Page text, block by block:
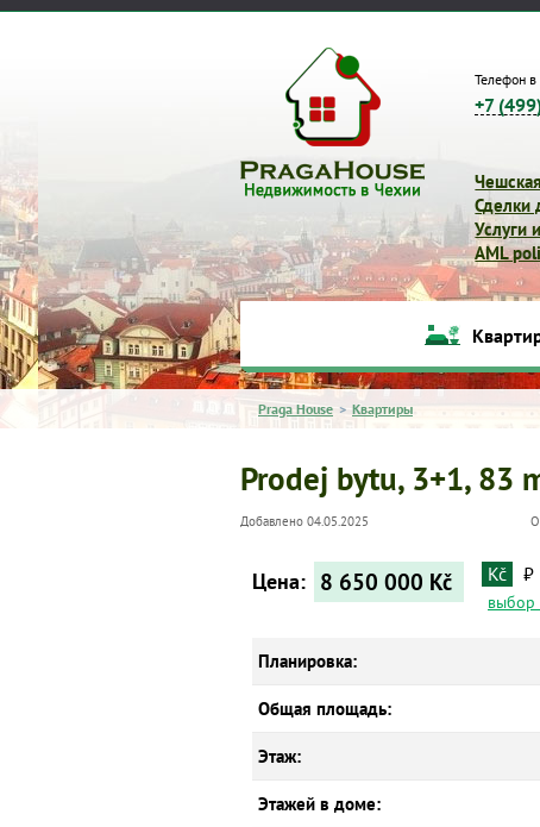
Телефон
+7
Сделки
Услуги
AML
Praga House > Квартиры
Prodej bytu, 3+1, 83
Добавлено 04.05.2025
Цена: 8 650 000 Kč Kč ₽
выбор
Планировка:
Общая площадь:
Этаж:
Этажей в доме: